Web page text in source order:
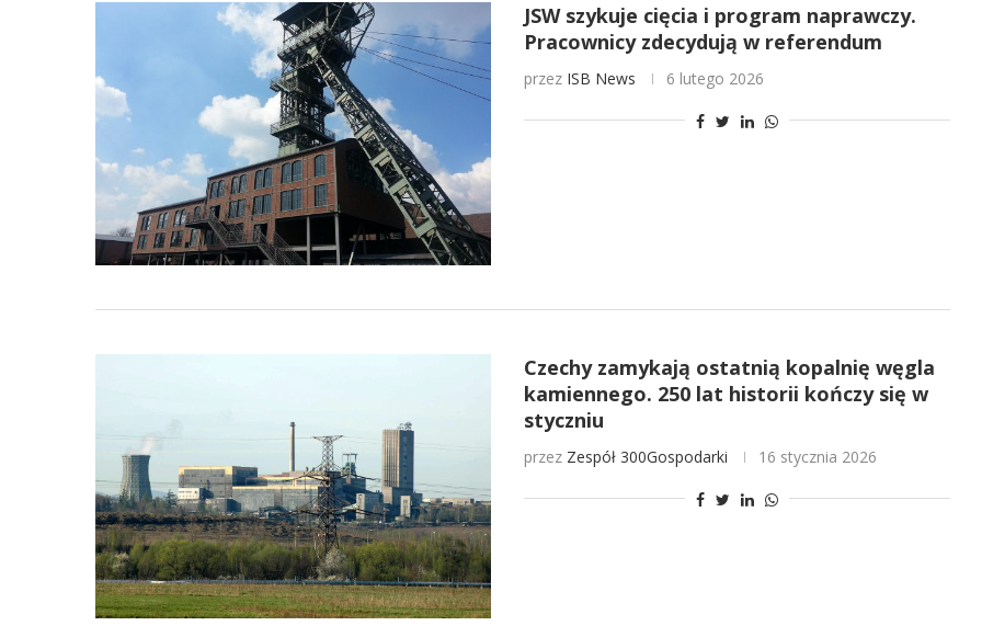
JSW szykuje cięcia i program naprawczy.
Pracownicy zdecydują w referendum
przez ISB News 6 lutego 2026
Czechy zamykają ostatnią kopalnię węgla
kamiennego. 250 lat historii kończy się w
styczniu
przez Zespół 300Gospodarki 16 stycznia 2026